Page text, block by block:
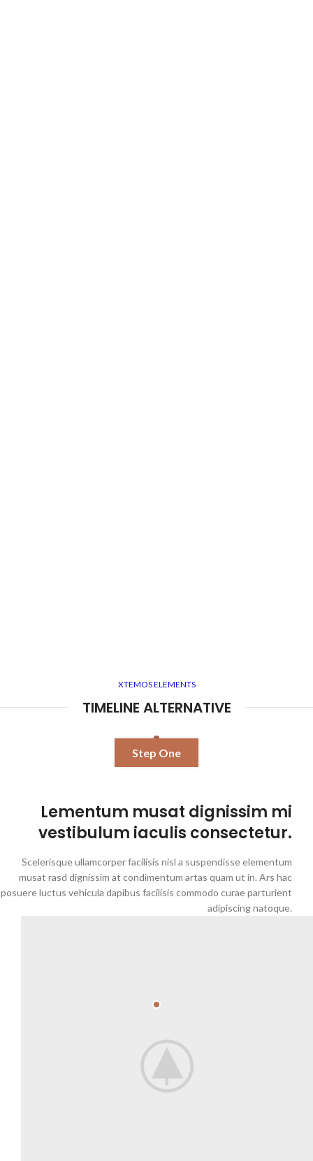
XTEMOS ELEMENTS
TIMELINE ALTERNATIVE
Step One
Lementum musat dignissim mi
vestibulum iaculis consectetur.
Scelerisque ullamcorper facilisis nisl a suspendisse elementum
musat rasd dignissim at condimentum artas quam ut in. Ars hac
posuere luctus vehicula dapibus facilisis commodo curae parturient
adipiscing natoque.